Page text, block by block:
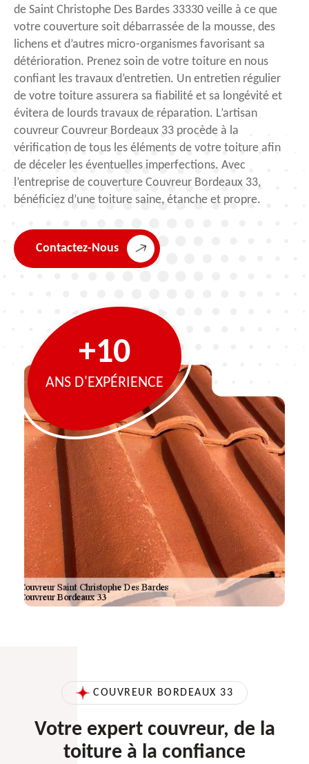
de Saint Christophe Des Bardes 33330 veille à ce que
votre couverture soit débarrassée de la mousse, des
lichens et d’autres micro-organismes favorisant sa
détérioration. Prenez soin de votre toiture en nous
confiant les travaux d’entretien. Un entretien régulier
de votre toiture assurera sa fiabilité et sa longévité et
évitera de lourds travaux de réparation. L’artisan
couvreur Couvreur Bordeaux 33 procède à la
vérification de tous les éléments de votre toiture afin
de déceler les éventuelles imperfections. Avec
l’entreprise de couverture Couvreur Bordeaux 33,
bénéficiez d’une toiture saine, étanche et propre.
Contactez-Nous
+10
ANS D'EXPÉRIENCE
COUVREUR BORDEAUX 33
Votre expert couvreur, de la
toiture à la confiance